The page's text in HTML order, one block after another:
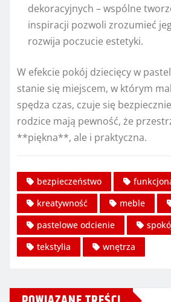
dekoracyjnych – wspólne
inspiracji pozwoli zrozumieć
rozwija poczucie estetyki.
W efekcie pokój dziecięcy w
stanie się miejscem, w którym
spędza czas, czuje się
rodzice mają pewność, że
**piękna**, ale i praktyczna.
bezpieczeństwo
kreatywność
meble
pastelowe odcienie
tekstylia
wnętrza